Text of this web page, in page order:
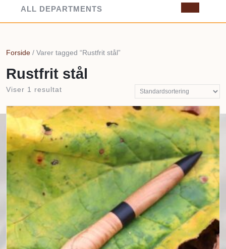
ALL DEPARTMENTS
Forside / Varer tagged “Rustfrit stål”
Rustfrit stål
Viser 1 resultat